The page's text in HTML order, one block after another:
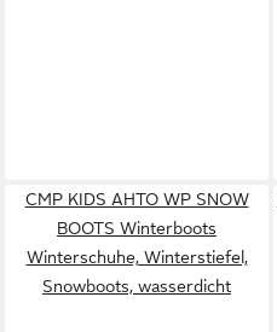
CMP KIDS AHTO WP SNOW
BOOTS Winterboots
Winterschuhe, Winterstiefel,
Snowboots, wasserdicht